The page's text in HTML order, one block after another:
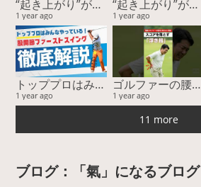
“起き上がり”が直らない本当の理由！ “回転”じゃなく“回旋”で飛距離と安定性が激変する
1 year ago
“起き上がり”が直らない本当の理由！ “回転”じゃなく“回旋”で飛距離と安定性が激変する
1 year ago
トッププロはみんなやっている！ 股関節ファーストスイングー『運動連鎖』に基づく股関節主導が最強を徹底解説
1 year ago
ゴルファーの腰痛、その隠れた原因とは？ゴルフがうまくならない本当の理由。
1 year ago
11 more
ブログ：「氣」になるブログ